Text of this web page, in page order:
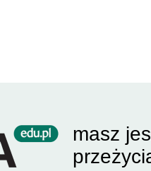
masz